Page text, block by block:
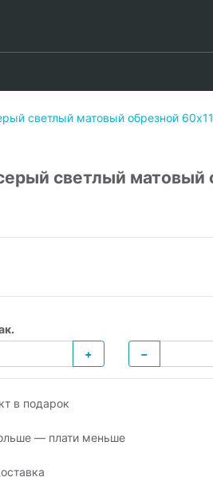
светлый матовый обрезной
светлый матовый
+
−
в подарок
— плати меньше